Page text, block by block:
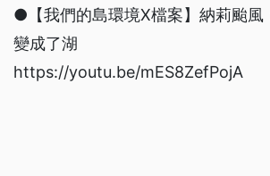
●【我們的島環境X檔案】納莉颱風
變成了湖
https://youtu.be/mES8ZefPojA